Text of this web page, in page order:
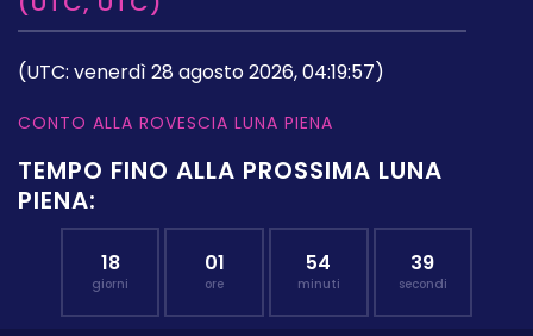
(UTC: venerdì 28 agosto 2026, 04:19:57)
CONTO ALLA ROVESCIA LUNA PIENA
TEMPO FINO ALLA PROSSIMA LUNA
PIENA:
18
giorni
01
ore
54
minuti
38
secondi